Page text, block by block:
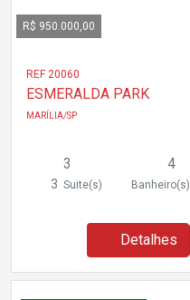
R$ 950.000,00
REF 20060
ESMERALDA PARK
MARÍLIA/SP
3
3 Suite(s)
4
Banheiro(s)
Detalhes